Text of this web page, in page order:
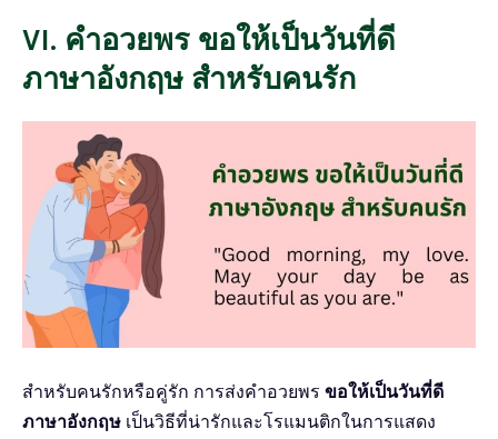
VI. คำอวยพร ขอให้เป็นวันที่ดี
ภาษาอังกฤษ สำหรับคนรัก
สำหรับคนรักหรือคู่รัก การส่งคำอวยพร ขอให้เป็นวันที่ดี
ภาษาอังกฤษ เป็นวิธีที่น่ารักและโรแมนติกในการแสดง